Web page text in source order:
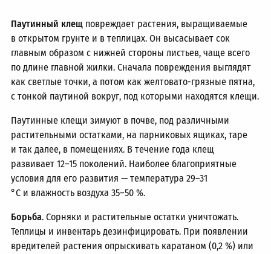
Паутинный клещ повреждает растения, выращиваемые
в открытом грунте и в теплицах. Он высасывает сок
главным образом с нижней стороны листьев, чаще всего
по длине главной жилки. Сначала повреждения выглядят
как светлые точки, а потом как желтовато-грязные пятна,
с тонкой паутиной вокруг, под которыми находятся клещи.
Паутинные клещи зимуют в почве, под различными
растительными остатками, на парниковых ящиках, таре
и так далее, в помещениях. В течение года клещ
развивает12–15 поколений. Наиболее благоприятные
условия для его развития — температура29–31
°C и влажность воздуха35–50 %.
Борьба. Сорняки и растительные остатки уничтожать.
Теплицы и инвентарь дезинфицировать. При появлении
вредителей растения опрыскивать каратаном (0,2 %) или